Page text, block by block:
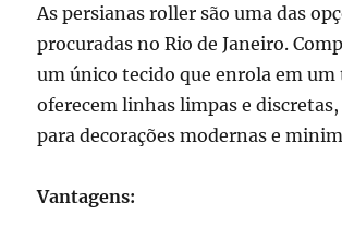
As persianas roller são uma das
procuradas no Rio de Janeiro.
um único tecido que enrola em um
oferecem linhas limpas e
para decorações modernas e
Vantagens: